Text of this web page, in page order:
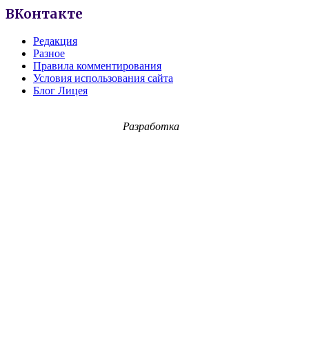
ВКонтакте
Редакция
Разное
Правила комментирования
Условия использования сайта
Блог Лицея
Разработка